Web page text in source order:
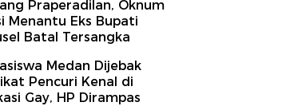
Praperadilan, Oknum
Menantu Eks Bupati
Batal Tersangka
Medan Dijebak
Pencuri Kenal di
Gay, HP Dirampas